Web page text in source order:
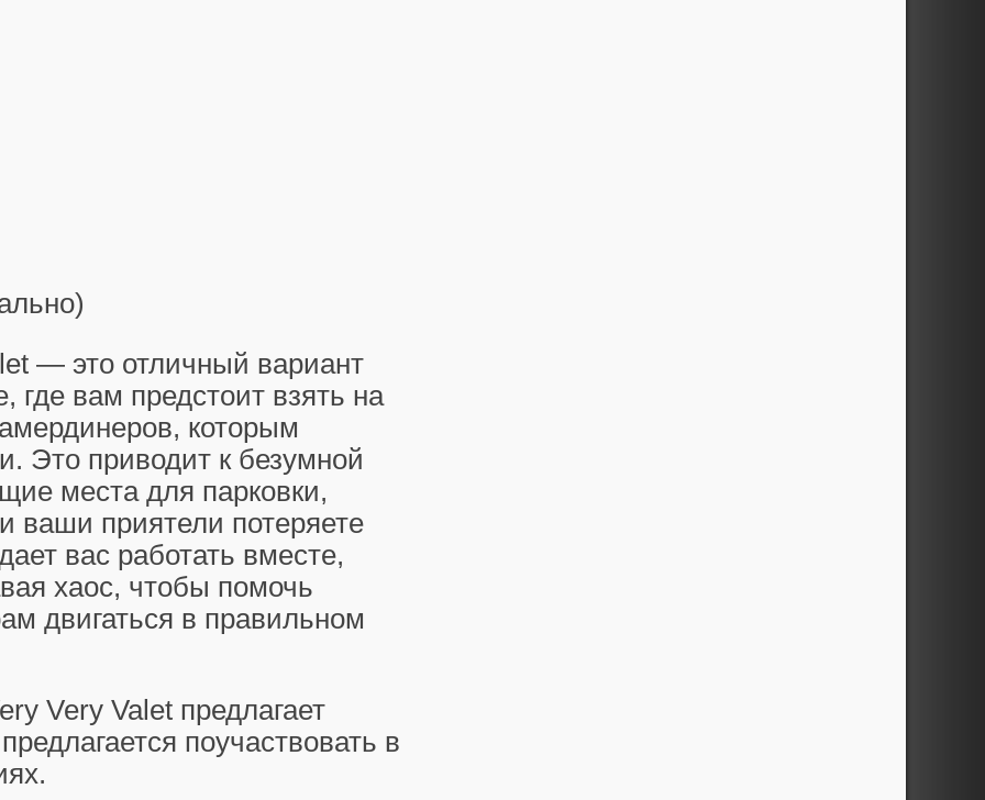
— это отличный вариант
где вам предстоит взять на
которым
Это приводит к безумной
места для парковки,
ваши приятели потеряете
вас работать вместе,
хаос, чтобы помочь
двигаться в правильном
Very Valet предлагает
поучаствовать в